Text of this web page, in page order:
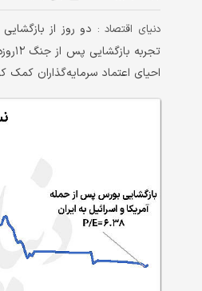
دنیای اقتصاد : دو روز از
احیای اعتماد سرمایه‌گذاران کمک